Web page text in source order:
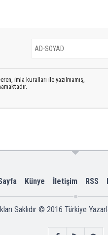
imla kuralları ile yazılmamış,
Künye İletişim RSS
Saklıdır © 2016 Türkiye